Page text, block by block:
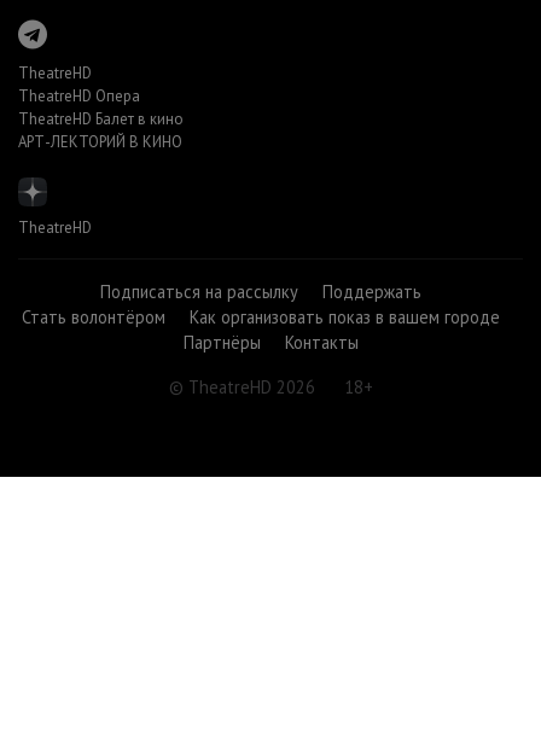
TheatreHD
TheatreHD Опера
TheatreHD Балет в кино
АРТ-ЛЕКТОРИЙ В КИНО
TheatreHD
Подписаться на рассылку
Поддержать
Стать волонтёром
Как организовать показ в вашем городе
Партнёры
Контакты
© TheatreHD 2026
18+